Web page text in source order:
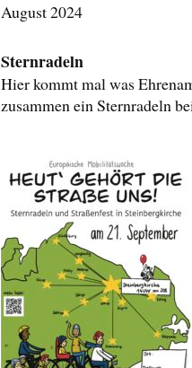
August 2024
Sternradeln
Hier kommt mal was
zusammen ein Sternradeln